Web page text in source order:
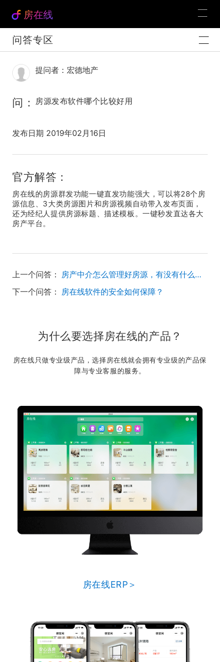
房在线
问答专区
提问者：宏德地产
问： 房源发布软件哪个比较好用
发布日期 2019年02月16日
官方解答：
房在线的房源群发功能一键直发功能强大，可以将28个房
源信息、3大类房源图片和房源视频自动带入发布页面，
还为经纪人提供房源标题、描述模板。一键秒发直达各大
房产平台。
上一个问答：
房产中介怎么管理好房源，有没有什么好的方法或者软件
下一个问答： 房在线软件的安全如何保障？
为什么要选择房在线的产品？
房在线只做专业级产品，选择房在线就会拥有专业级的产品保
障与专业客服的服务。
房在线ERP＞